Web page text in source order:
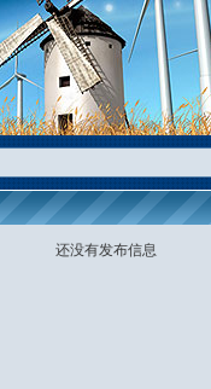
还没有发布信息